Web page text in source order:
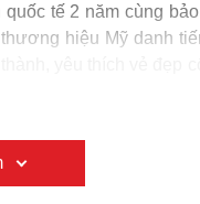
tế 2 năm cùng
hiệu Mỹ danh